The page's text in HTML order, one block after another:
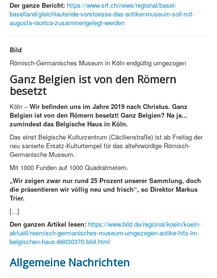
Der ganze Bericht: https://www.srf.ch/news/regional/basel-
baselland/gleichlautende-vorstoesse-das-antikenmuseum-soll-mit-
augusta-raurica-zusammengelegt-werden
Bild
Römisch-Germanisches Museum in Köln endgültig umgezogen
Ganz Belgien ist von den Römern
besetzt
Köln –Wir befinden uns im Jahre 2019 nach Christus. Ganz
Belgien ist von den Römern besetzt! Ganz Belgien? Na ja...
zumindest das Belgische Haus in Köln.
Das einst Belgische Kulturzentrum (Cäcilienstraße) ist ab Freitag der
neu sanierte Ersatz-Kulturtempel für das altehrwürdige Römisch-
Germanische Museum.
Mit 1000 Funden auf 1000 Quadratmetern.
„Wir zeigen zwar nur rund 25 Prozent unserer Sammlung, doch
die präsentieren wir völlig neu und frisch“, so Direktor Markus
Trier.
[...]
Den ganzen Artikel lesen: https://www.bild.de/regional/koeln/koeln-
aktuell/roemisch-germanisches-museum-umgezogen-antike-hits-im-
belgischen-haus-66030370.bild.html
Allgemeine Nachrichten